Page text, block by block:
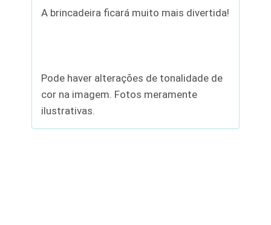
A brincadeira ficará muito mais divertida!
Pode haver alterações de tonalidade de
cor na imagem. Fotos meramente
ilustrativas.